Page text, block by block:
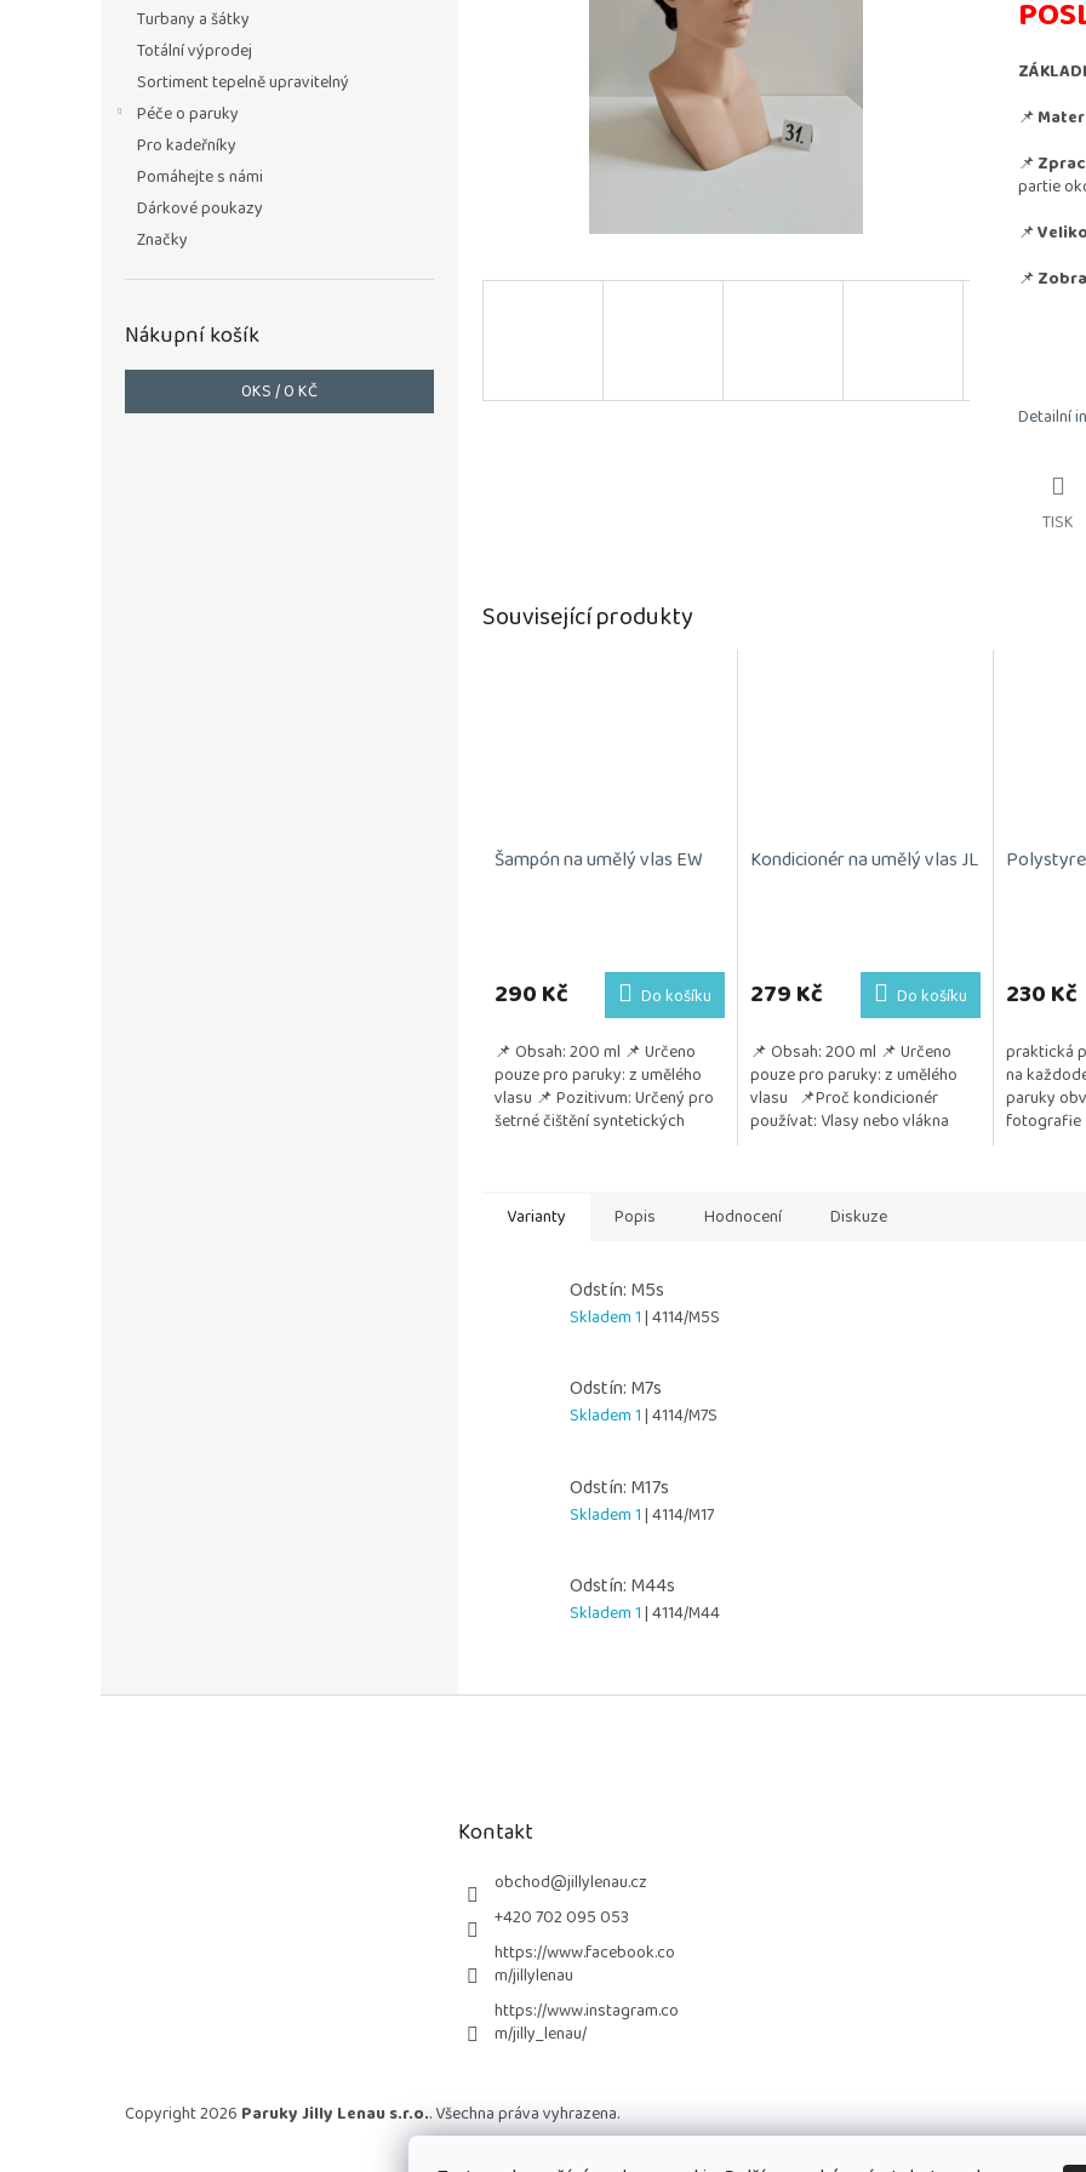
Turbany a šátky
Totální výprodej
Sortiment tepelně upravitelný
Péče o paruky
Pro kadeřníky
Pomáhejte s námi
Dárkové poukazy
Značky
Nákupní košík
0KS /0 KČ
📌
📌
partie
📌
📌
Detailní
TISK
Související produkty
Šampón na umělý vlas EW
290 Kč Do košíku
📌 Obsah: 200 ml 📌 Určeno
pouze pro paruky: z umělého
vlasu 📌 Pozitivum: Určený pro
šetrné čištění syntetických
Kondicionér na umělý vlas JL
produktu
je
z
5
hvězdiček.
279 Kč Do košíku
📌 Obsah: 200 ml 📌 Určeno
pouze pro paruky: z umělého
vlasu 📌Proč kondicionér
používat: Vlasy nebo vlákna
230 Kč
praktická
na
paruky
fotografie
Varianty Popis Hodnocení Diskuze
Odstín: M5s
Skladem 1| 4114/M5S
Odstín: M7s
Skladem 1| 4114/M7S
Odstín: M17s
Skladem 1| 4114/M17
Odstín: M44s
Skladem 1| 4114/M44
Kontakt
obchod@jillylenau.cz
+420 702 095 053
https://www.facebook.co
m/jillylenau
https://www.instagram.co
m/jilly_lenau/
Copyright 2026 Paruky Jilly Lenau s.r.o.. Všechna práva vyhrazena.